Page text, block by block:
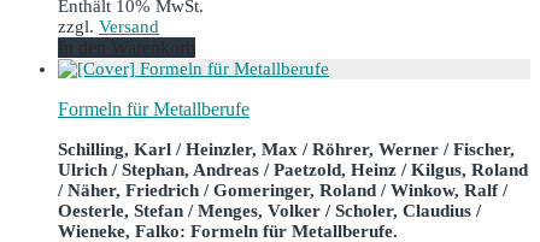
Enthält 10% MwSt.
zzgl. Versand
In den Warenkorb
Formeln für Metallberufe
Schilling, Karl / Heinzler, Max / Röhrer, Werner / Fischer,
Ulrich / Stephan, Andreas / Paetzold, Heinz / Kilgus, Roland
/ Näher, Friedrich / Gomeringer, Roland / Winkow, Ralf /
Oesterle, Stefan / Menges, Volker / Scholer, Claudius /
Wieneke, Falko: Formeln für Metallberufe.